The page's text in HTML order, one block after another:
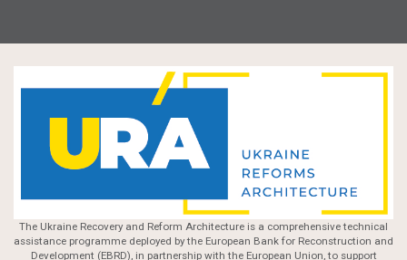
The Ukraine Recovery and Reform Architecture is a comprehensive technical
assistance programme deployed by the European Bank for Reconstruction and
Development (EBRD), in partnership with the European Union, to support